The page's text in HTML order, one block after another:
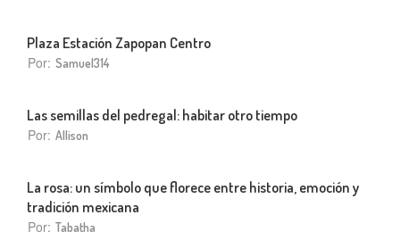
Plaza Estación Zapopan Centro
Por: Samuel314
Las semillas del pedregal: habitar otro tiempo
Por: Allison
La rosa: un símbolo que florece entre historia, emoción y
tradición mexicana
Por: Tabatha